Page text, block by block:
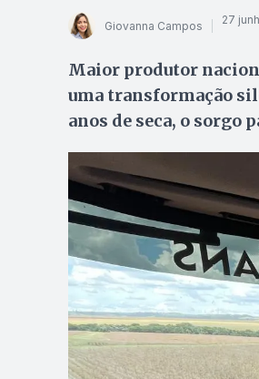
Giovanna Campos 27
Maior produtor
uma transformação
anos de seca, o sorgo